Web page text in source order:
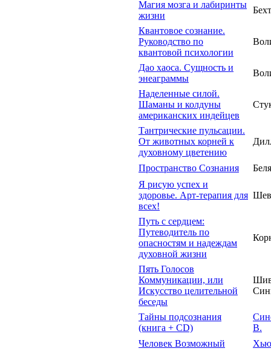
Магия мозга и лабиринты
жизни
Квантовое сознание.
Руководство по
квантовой психологии
Дао хаоса. Сущность и
энеаграммы
Наделенные силой.
Шаманы и колдуны
американских индейцев
Тантрические пульсации.
От животных корней к
духовному цветению
Пространство Сознания
Я рисую успех и
здоровье. Арт-терапия для
всех!
Путь с сердцем:
Путеводитель по
опасностям и надеждам
духовной жизни
Пять Голосов
Коммуникации, или
Искусство целительной
беседы
Тайны подсознания
(книга + CD)
В.
Человек Возможный